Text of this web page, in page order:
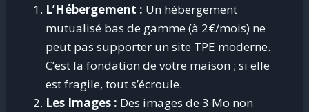
L’Hébergement : Un hébergement
mutualisé bas de gamme (à 2€/mois) ne
peut pas supporter un site TPE moderne.
C’est la fondation de votre maison ; si elle
est fragile, tout s’écroule.
Les Images : Des images de 3 Mo non